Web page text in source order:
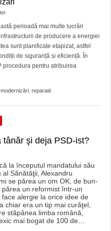
perioadă mai multe lucrări
de producere a energiei
sunt planificate etapizat, astfel
de siguranță și eficiență. În
procedura pentru atribuirea
modernizări reparatii
tânăr şi deja PSD-ist?
la începutul mandatului său
al Sănătăţii, Alexandru
se părea un om OK, de bun-
părea un reformist într-un
face alergie la orice idee de
chiar era un tip mai curăţel,
stăpânea limba română,
mai bogat de 100 de…